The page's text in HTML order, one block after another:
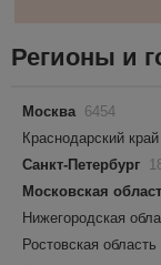
Регионы и
Москва 6454
Краснодарский край
Санкт-Петербург
Московская
Нижегородская
Ростовская область